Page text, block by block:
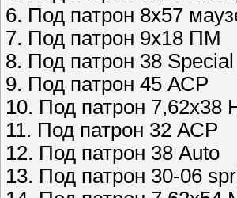
6. Под патрон 8х57
7. Под патрон 9х18 ПМ
8. Под патрон 38 Special
9. Под патрон 45 АСР
10. Под патрон 7,62х38
11. Под патрон 32 АСР
12. Под патрон 38 Auto
13. Под патрон 30-06